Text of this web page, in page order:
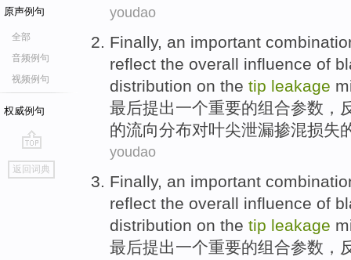
原声例句
全部
音频例句
视频例句
权威例句
go
top
返回词典
youdao
Finally, an important
reflect the overall influence of
distribution on the tip leakage
最后提出一个重要的组合参数 ，
的流向分布对叶尖泄漏掺混损失
youdao
Finally, an important
reflect the overall influence of
distribution on the tip leakage
最后提出一个重要的组合参数 ，